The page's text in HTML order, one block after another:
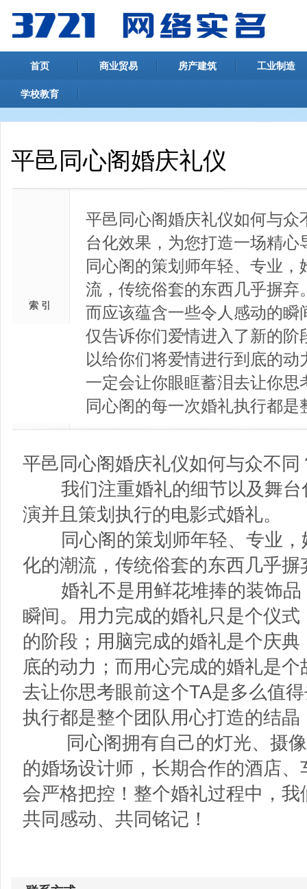
首页 商业贸易 房产建筑 工业制造
学校教育
平邑同心阁婚庆礼仪
索 引
平邑同心阁婚庆礼仪如何与
台化效果，为您打造一场精
同心阁的策划师年轻、专业
流，传统俗套的东西几乎摒
而应该蕴含一些令人感动的
仅告诉你们爱情进入了新的
以给你们将爱情进行到底的
一定会让你眼眶蓄泪去让你
同心阁的每一次婚礼执行都
平邑同心阁婚庆礼仪如何与众不同
我们注重婚礼的细节以及舞台
演并且策划执行的电影式婚礼。
同心阁的策划师年轻、专业，
化的潮流，传统俗套的东西几乎摒
婚礼不是用鲜花堆捧的装饰品
瞬间。用力完成的婚礼只是个仪
的阶段；用脑完成的婚礼是个庆
底的动力；而用心完成的婚礼是
去让你思考眼前这个TA是多么值
执行都是整个团队用心打造的结晶
同心阁拥有自己的灯光、摄像
的婚场设计师，长期合作的酒店
会严格把控！整个婚礼过程中，
共同感动、共同铭记！